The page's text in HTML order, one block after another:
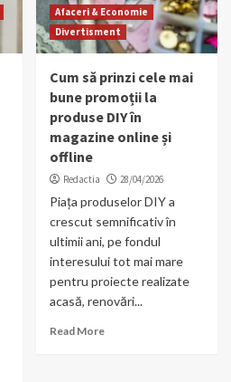
Afaceri & Economie
Divertisment
Cum să prinzi cele mai
bune promoții la
produse DIY în
magazine online și
offline
Redactia 28/04/2026
Piața produselor DIY a
crescut semnificativ în
ultimii ani, pe fondul
interesului tot mai mare
pentru proiecte realizate
acasă, renovări...
Read More